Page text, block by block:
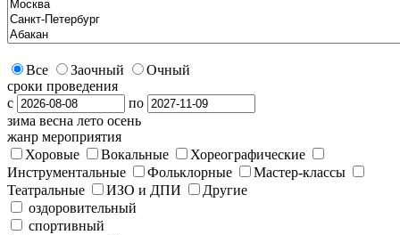
Все Заочный
Очный
сроки проведения
с
по
зима весна лето осень
жанр мероприятия
Хоровые
Вокальные
Хореографические
Инструментальные
Фольклорные
Мастер-классы
Театральные
ИЗО и ДПИ
Другие
оздоровительный
спортивный